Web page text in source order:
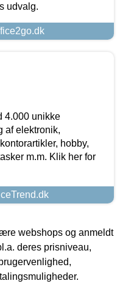
udvalg.
4.000 unikke
af elektronik,
hobby,
m.m. Klik her for
webshops og anmeldt
deres prisniveau,